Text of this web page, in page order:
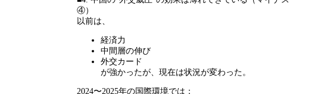
④）
以前は、
経済力
中間層の伸び
外交カード
が強かったが、現在は状況が変わった。
2024〜2025年の国際環境では：